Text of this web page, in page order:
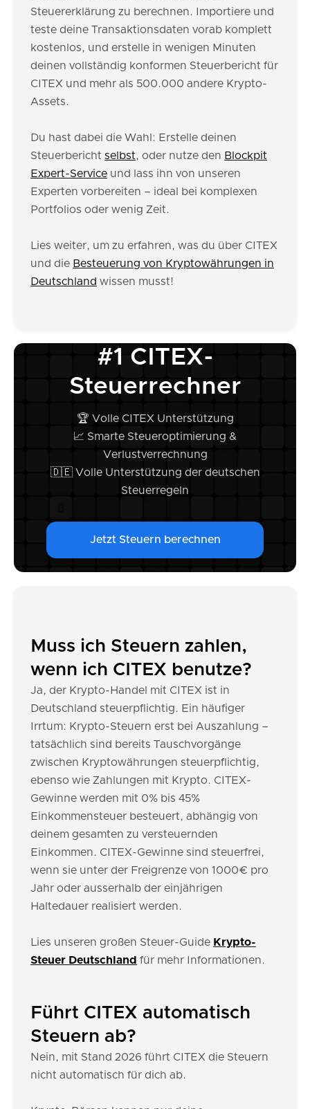
Steuererklärung zu berechnen. Importiere und
teste deine Transaktionsdaten vorab komplett
kostenlos, und erstelle in wenigen Minuten
deinen vollständig konformen Steuerbericht für
CITEX und mehr als 500.000 andere Krypto-
Assets.
Du hast dabei die Wahl: Erstelle deinen
Steuerbericht selbst, oder nutze den Blockpit
Expert-Service und lass ihn von unseren
Experten vorbereiten – ideal bei komplexen
Portfolios oder wenig Zeit.
Lies weiter, um zu erfahren, was du über CITEX
und die Besteuerung von Kryptowährungen in
Deutschland wissen musst!
#1 CITEX-
Steuerrechner
🏆 Volle CITEX Unterstützung
📈 Smarte Steueroptimierung &
Verlustverrechnung
🇩🇪 Volle Unterstützung der deutschen
Steuerregeln
Jetzt Steuern berechnen
Muss ich Steuern zahlen,
wenn ich CITEX benutze?
Ja, der Krypto-Handel mit CITEX ist in
Deutschland steuerpflichtig. Ein häufiger
Irrtum: Krypto-Steuern erst bei Auszahlung –
tatsächlich sind bereits Tauschvorgänge
zwischen Kryptowährungen steuerpflichtig,
ebenso wie Zahlungen mit Krypto. CITEX-
Gewinne werden mit 0% bis 45%
Einkommensteuer besteuert, abhängig von
deinem gesamten zu versteuernden
Einkommen. CITEX-Gewinne sind steuerfrei,
wenn sie unter der Freigrenze von 1000€ pro
Jahr oder ausserhalb der einjährigen
Haltedauer realisiert werden.
Lies unseren großen Steuer-Guide Krypto-
Steuer Deutschland für mehr Informationen.
Führt CITEX automatisch
Steuern ab?
Nein, mit Stand 2026 führt CITEX die Steuern
nicht automatisch für dich ab.